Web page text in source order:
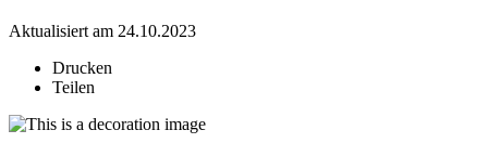
Aktualisiert am 24.10.2023
Drucken
Teilen